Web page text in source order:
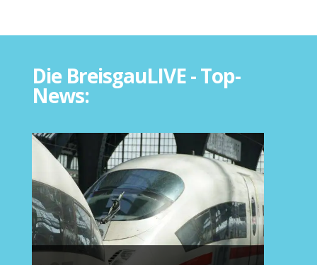
Die BreisgauLIVE - Top-
News: